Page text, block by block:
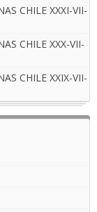
CHILE XXXI-VII-
CHILE XXX-VII-
CHILE XXIX-VII-